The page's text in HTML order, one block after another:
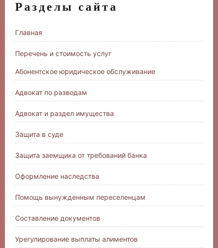
Разделы сайта
Главная
Перечень и стоимость услуг
Абонентское юридическое обслуживание
Адвокат по разводам
Адвокат и раздел имущества
Защита в суде
Защита заемщика от требований банка
Оформление наследства
Помощь вынужденным переселенцам
Составление документов
Урегулирование выплаты алиментов